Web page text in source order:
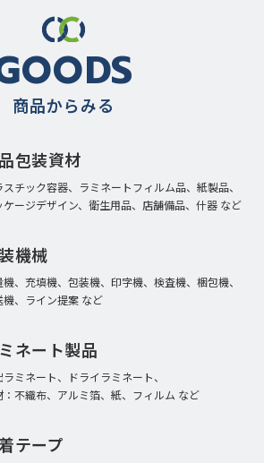
商品からみる
包装資材
スチック容器、ラミネートフィルム品、紙製品、
ケージデザイン、衛生用品、店舗備品、什器 など
機械
機、充填機、包装機、印字機、検査機、梱包機、
機、ライン提案 など
ネート製品
ラミネート、ドライラミネート、
：不織布、アルミ箔、紙、フィルム など
テープ